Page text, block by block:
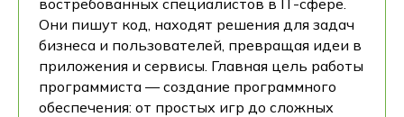
востребованных специалистов в IT-сфере.
Они пишут код, находят решения для задач
бизнеса и пользователей, превращая идеи в
приложения и сервисы. Главная цель работы
программиста — создание программного
обеспечения: от простых игр до сложных